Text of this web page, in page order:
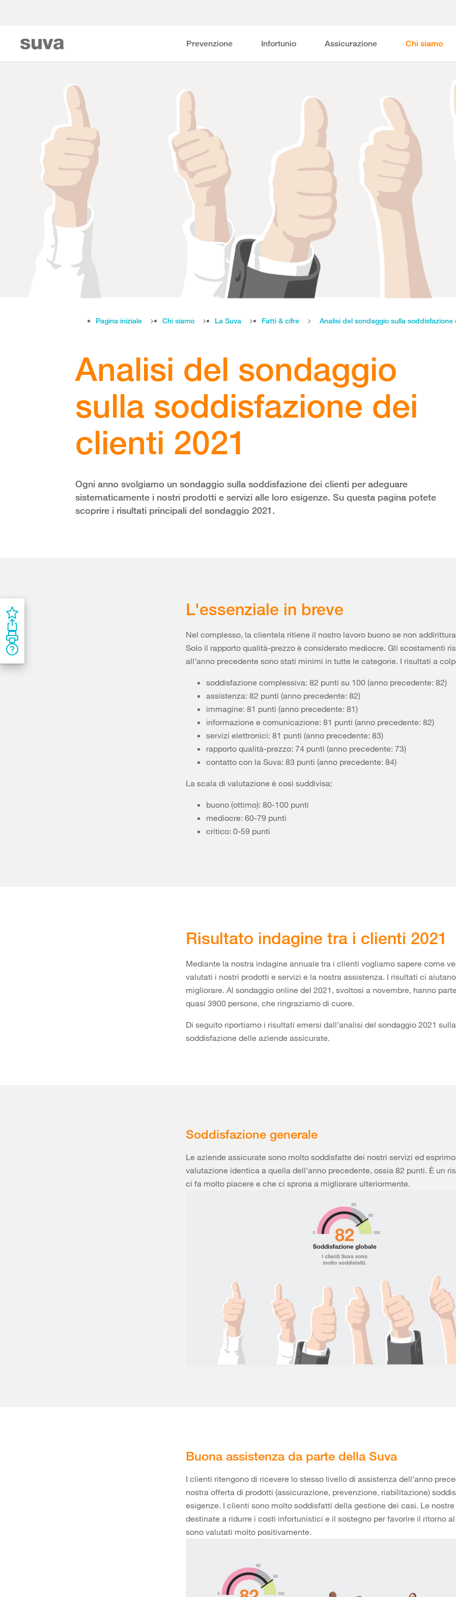
Prevenzione Infortunio Assicurazione Chi siamo
Pagina iniziale Chi siamo La Suva Fatti & cifre Analisi del sondaggio sulla soddisfazione
Analisi del sondaggio
sulla soddisfazione dei
clienti 2021
Ogni anno svolgiamo un sondaggio sulla soddisfazione dei clienti per adeguare
sistematicamente i nostri prodotti e servizi alle loro esigenze. Su questa pagina potete
scoprire i risultati principali del sondaggio 2021.
L'essenziale in breve
Nel complesso, la clientela ritiene il nostro lavoro buono se non
Solo il rapporto qualità-prezzo è considerato mediocre. Gli scostamenti
all’anno precedente sono stati minimi in tutte le categorie. I risultati a
soddisfazione complessiva: 82 punti su 100 (anno precedente: 82)
assistenza: 82 punti (anno precedente: 82)
immagine: 81 punti (anno precedente: 81)
informazione e comunicazione: 81 punti (anno precedente: 82)
servizi elettronici: 81 punti (anno precedente: 83)
rapporto qualità-prezzo: 74 punti (anno precedente: 73)
contatto con la Suva: 83 punti (anno precedente: 84)
La scala di valutazione è così suddivisa:
buono (ottimo): 80-100 punti
mediocre: 60-79 punti
critico: 0-59 punti
Risultato indagine tra i clienti 2021
Mediante la nostra indagine annuale tra i clienti vogliamo sapere come
valutati i nostri prodotti e servizi e la nostra assistenza. I risultati ci
migliorare. Al sondaggio online del 2021, svoltosi a novembre, hanno
quasi 3900 persone, che ringraziamo di cuore.
Di seguito riportiamo i risultati emersi dall’analisi del sondaggio 2021 sulla
soddisfazione delle aziende assicurate.
Soddisfazione generale
Le aziende assicurate sono molto soddisfatte dei nostri servizi ed
valutazione identica a quella dell’anno precedente, ossia 82 punti. È un
ci fa molto piacere e che ci sprona a migliorare ulteriormente.
Buona assistenza da parte della Suva
I clienti ritengono di ricevere lo stesso livello di assistenza dell’anno
nostra offerta di prodotti (assicurazione, prevenzione, riabilitazione)
esigenze. I clienti sono molto soddisfatti della gestione dei casi. Le
destinate a ridurre i costi infortunistici e il sostegno per favorire il ritorno
sono valutati molto positivamente.